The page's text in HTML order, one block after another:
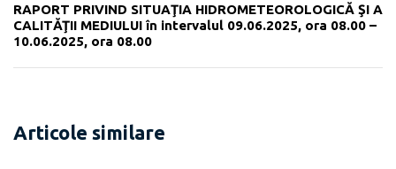
RAPORT PRIVIND SITUAŢIA HIDROMETEOROLOGICĂ ŞI A
CALITĂŢII MEDIULUI în intervalul 09.06.2025, ora 08.00 –
10.06.2025, ora 08.00
Articole similare